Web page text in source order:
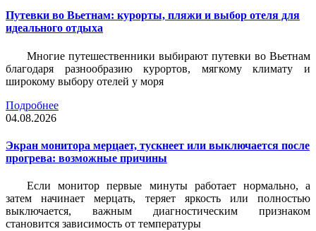
Путевки во Вьетнам: курорты, пляжи и выбор отеля для
идеального отдыха
Многие путешественники выбирают путевки во Вьетнам
благодаря разнообразию курортов, мягкому климату и
широкому выбору отелей у моря
Подробнее
04.08.2026
Экран монитора мерцает, тускнеет или выключается после
прогрева: возможные причины
Если монитор первые минуты работает нормально, а
затем начинает мерцать, теряет яркость или полностью
выключается, важным диагностическим признаком
становится зависимость от температуры